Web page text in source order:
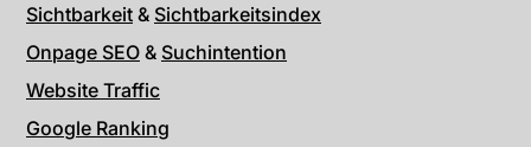
Sichtbarkeit & Sichtbarkeitsindex
Onpage SEO & Suchintention
Website Traffic
Google Ranking